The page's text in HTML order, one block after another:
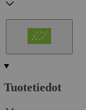
Tuotetiedot